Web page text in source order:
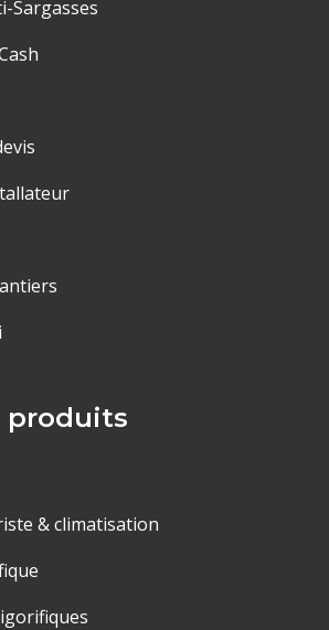
Sargasses
produits
& climatisation